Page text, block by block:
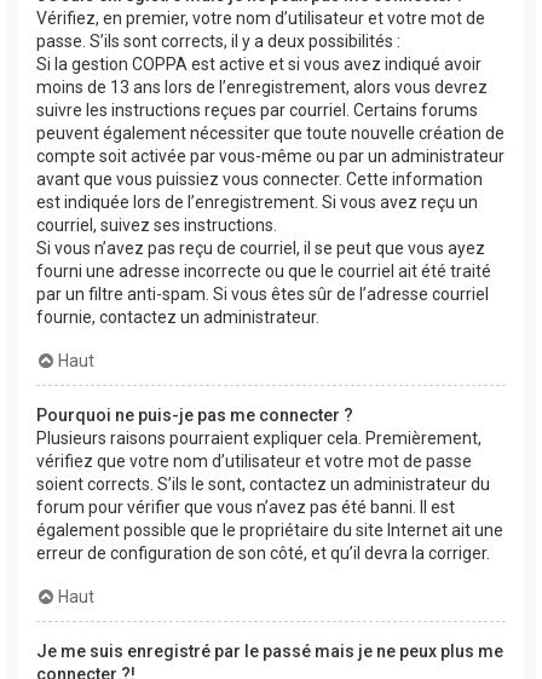
Vérifiez, en premier, votre nom d’utilisateur et votre mot de
passe. S’ils sont corrects, il y a deux possibilités :
Si la gestion COPPA est active et si vous avez indiqué avoir
moins de 13 ans lors de l’enregistrement, alors vous devrez
suivre les instructions reçues par courriel. Certains forums
peuvent également nécessiter que toute nouvelle création de
compte soit activée par vous-même ou par un administrateur
avant que vous puissiez vous connecter. Cette information
est indiquée lors de l’enregistrement. Si vous avez reçu un
courriel, suivez ses instructions.
Si vous n’avez pas reçu de courriel, il se peut que vous ayez
fourni une adresse incorrecte ou que le courriel ait été traité
par un filtre anti-spam. Si vous êtes sûr de l’adresse courriel
fournie, contactez un administrateur.
Haut
Pourquoi ne puis-je pas me connecter ?
Plusieurs raisons pourraient expliquer cela. Premièrement,
vérifiez que votre nom d’utilisateur et votre mot de passe
soient corrects. S’ils le sont, contactez un administrateur du
forum pour vérifier que vous n’avez pas été banni. Il est
également possible que le propriétaire du site Internet ait une
erreur de configuration de son côté, et qu’il devra la corriger.
Haut
Je me suis enregistré par le passé mais je ne peux plus me
connecter ?!